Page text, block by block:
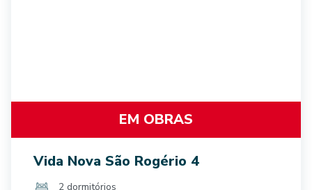
EM OBRAS
Vida Nova São Rogério 4
2 dormitórios